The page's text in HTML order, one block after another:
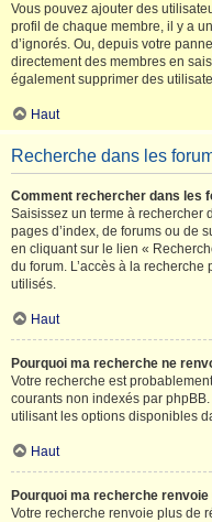
Vous pouvez ajouter des
profil de chaque membre, il y a
d’ignorés. Ou, depuis votre
directement des membres en
également supprimer des
Haut
Recherche dans les
Comment rechercher dans les
Saisissez un terme à rechercher
pages d’index, de forums ou de
en cliquant sur le lien «
du forum. L’accès à la
utilisés.
Haut
Pourquoi ma recherche ne
Votre recherche est
courants non indexés par
utilisant les options disponibles
Haut
Pourquoi ma recherche renvoie
Votre recherche renvoie plus de